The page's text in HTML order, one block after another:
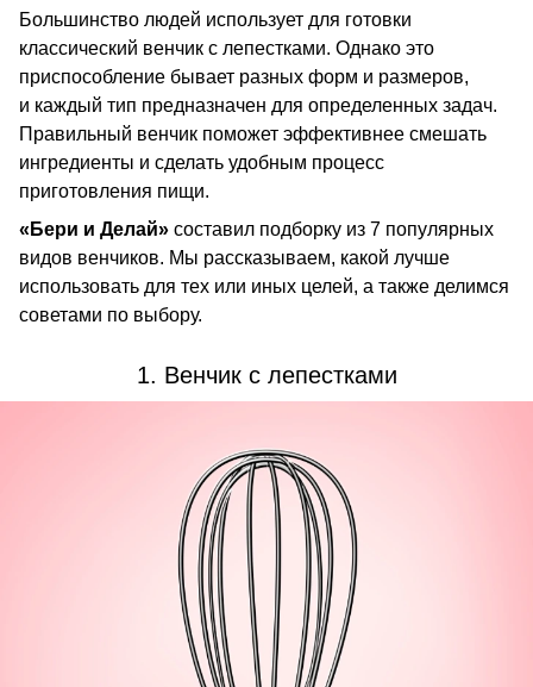
Большинство людей использует для готовки
классический венчик с лепестками. Однако это
приспособление бывает разных форм и размеров,
и каждый тип предназначен для определенных задач.
Правильный венчик поможет эффективнее смешать
ингредиенты и сделать удобным процесс
приготовления пищи.
«Бери и Делай» составил подборку из 7 популярных
видов венчиков. Мы рассказываем, какой лучше
использовать для тех или иных целей, а также делимся
советами по выбору.
1. Венчик с лепестками